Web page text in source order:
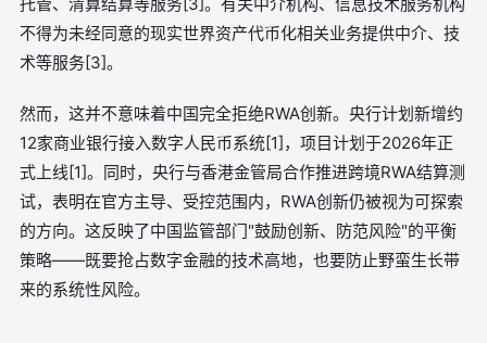
不得为未经同意的现实世界资产代币化相关业务提供中介、技
术等服务[3]。
然而，这并不意味着中国完全拒绝RWA创新。央行计划新增约
12家商业银行接入数字人民币系统[1]，项目计划于2026年正
式上线[1]。同时，央行与香港金管局合作推进跨境RWA结算测
试，表明在官方主导、受控范围内，RWA创新仍被视为可探索
的方向。这反映了中国监管部门"鼓励创新、防范风险"的平衡
策略——既要抢占数字金融的技术高地，也要防止野蛮生长带
来的系统性风险。